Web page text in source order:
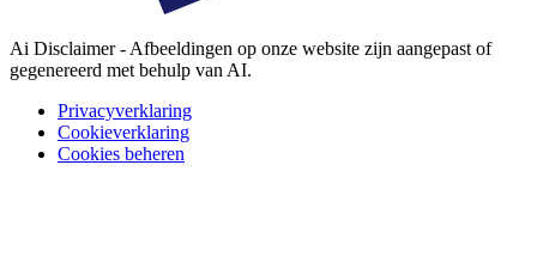
Ai Disclaimer - Afbeeldingen op onze website zijn aangepast of
gegenereerd met behulp van AI.
Privacyverklaring
Cookieverklaring
Cookies beheren